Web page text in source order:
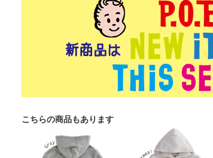
こちらの商品もあります